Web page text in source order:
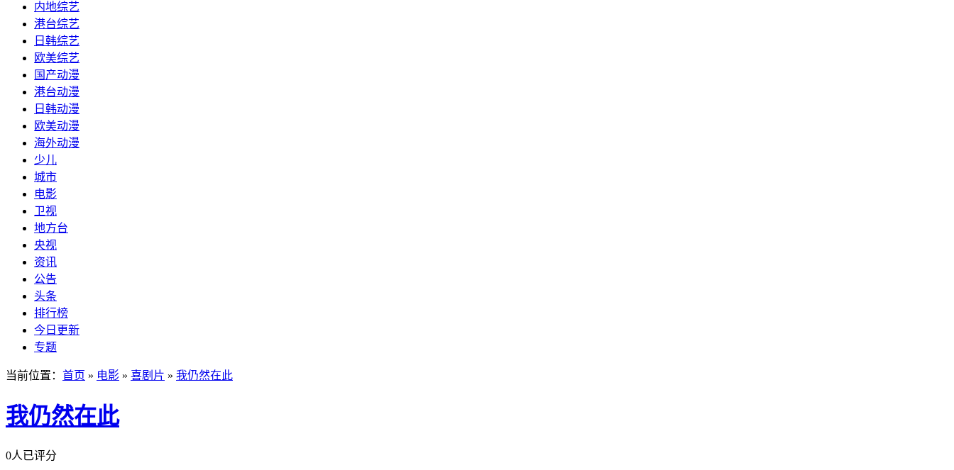
内地综艺
港台综艺
日韩综艺
欧美综艺
国产动漫
港台动漫
日韩动漫
欧美动漫
海外动漫
少儿
城市
电影
卫视
地方台
央视
资讯
公告
头条
排行榜
今日更新
专题
当前位置： 首页 » 电影 » 喜剧片 » 我仍然在此
我仍然在此
0人已评分